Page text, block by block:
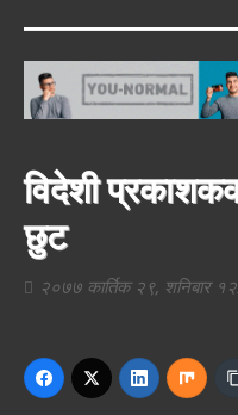
विदेशी
छुट
२०७७ कार्तिक २९, शनिबार